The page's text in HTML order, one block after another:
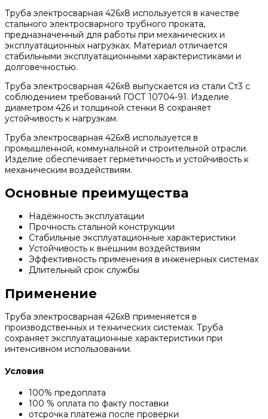
Труба электросварная 426х8 используется в качестве
стального электросварного трубного проката,
предназначенный для работы при механических и
эксплуатационных нагрузках. Материал отличается
стабильными эксплуатационными характеристиками и
долговечностью.
Труба электросварная 426х8 выпускается из стали Ст3 с
соблюдением требований ГОСТ 10704-91. Изделие
диаметром 426 и толщиной стенки 8 сохраняет
устойчивость к нагрузкам.
Труба электросварная 426х8 используется в
промышленной, коммунальной и строительной отрасли.
Изделие обеспечивает герметичность и устойчивость к
механическим воздействиям.
Основные преимущества
Надёжность эксплуатации
Прочность стальной конструкции
Стабильные эксплуатационные характеристики
Устойчивость к внешним воздействиям
Эффективность применения в инженерных системах
Длительный срок службы
Применение
Труба электросварная 426х8 применяется в
производственных и технических системах. Труба
сохраняет эксплуатационные характеристики при
интенсивном использовании.
Условия
100% предоплата
100 % оплата по факту поставки
отсрочка платежа после проверки